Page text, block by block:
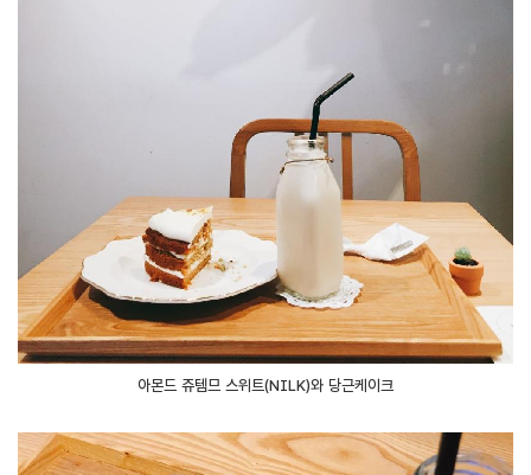
아몬드 쥬템므 스위트(NILK)와 당근케이크